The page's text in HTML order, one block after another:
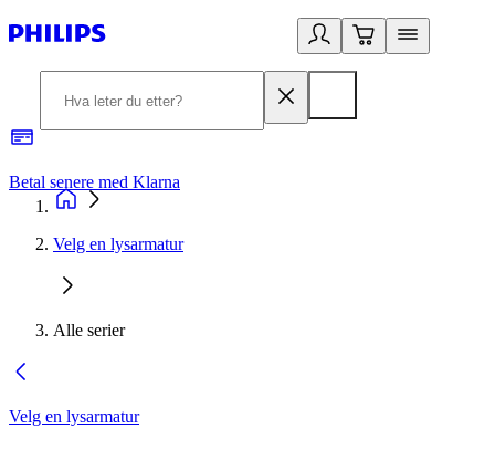
Betal senere med Klarna
Velg en lysarmatur
Alle serier
Velg en lysarmatur